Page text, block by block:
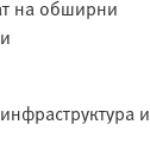
на обширни
и